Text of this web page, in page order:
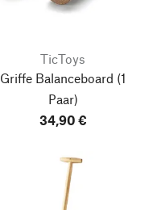
TicToys
Griffe Balanceboard (1
Paar)
34,90 €